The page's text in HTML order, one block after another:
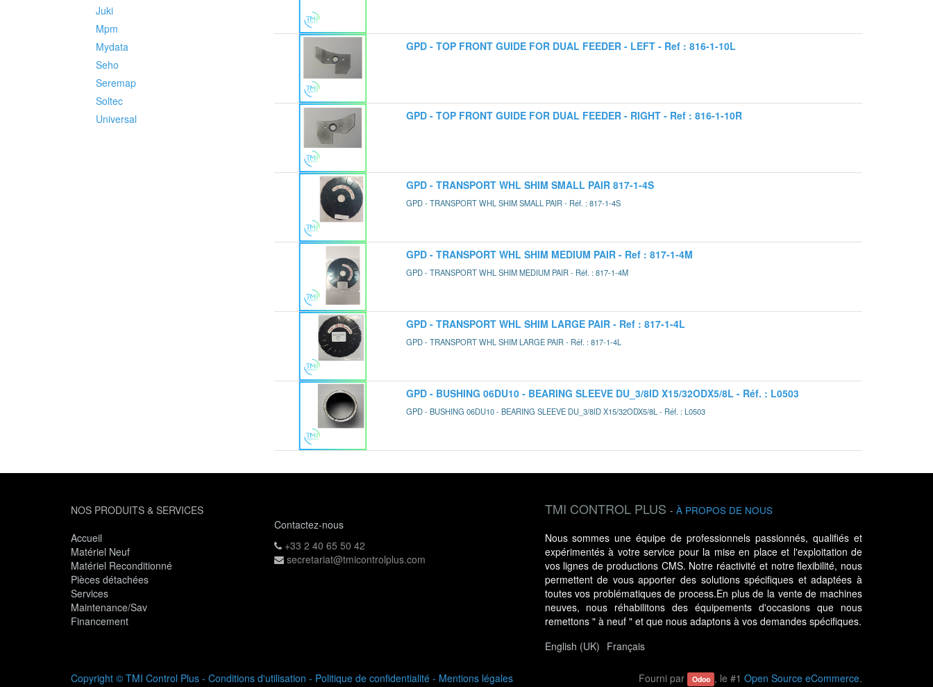
Juki
Mpm
Mydata
Seho
Seremap
Soltec
Universal
GPD - TOP FRONT GUIDE FOR DUAL FEEDER - LEFT - Ref : 816-1-10L
GPD - TOP FRONT GUIDE FOR DUAL FEEDER - RIGHT - Ref : 816-1-10R
GPD - TRANSPORT WHL SHIM SMALL PAIR 817-1-4S
GPD - TRANSPORT WHL SHIM SMALL PAIR - Réf. : 817-1-4S
GPD - TRANSPORT WHL SHIM MEDIUM PAIR - Ref : 817-1-4M
GPD - TRANSPORT WHL SHIM MEDIUM PAIR - Réf. : 817-1-4M
GPD - TRANSPORT WHL SHIM LARGE PAIR - Ref : 817-1-4L
GPD - TRANSPORT WHL SHIM LARGE PAIR - Réf. : 817-1-4L
GPD - BUSHING 06DU10 - BEARING SLEEVE DU_3/8ID X15/32ODX5/8L - Réf. : L0503
GPD - BUSHING 06DU10 - BEARING SLEEVE DU_3/8ID X15/32ODX5/8L - Réf. : L0503
NOS PRODUITS & SERVICES
Accueil
Matériel Neuf
Matériel Reconditionné
Pièces détachées
Services
Maintenance/Sav
Financement
Contactez-nous
+33 2 40 65 50 42
secretariat@tmicontrolplus.com
TMI CONTROL PLUS - À PROPOS DE NOUS
Nous sommes une équipe de professionnels passionnés, qualifiés et
expérimentés à votre service pour la mise en place et l'exploitation de
vos lignes de productions CMS. Notre réactivité et notre flexibilité, nous
permettent de vous apporter des solutions spécifiques et adaptées à
toutes vos problématiques de process.En plus de la vente de machines
neuves, nous réhabilitons des équipements d'occasions que nous
remettons " à neuf " et que nous adaptons à vos demandes spécifiques.
English (UK) Français
Fourni par Odoo , le #1 Open Source eCommerce.
Copyright © TMI Control Plus - Conditions d'utilisation - Politique de confidentialité - Mentions légales